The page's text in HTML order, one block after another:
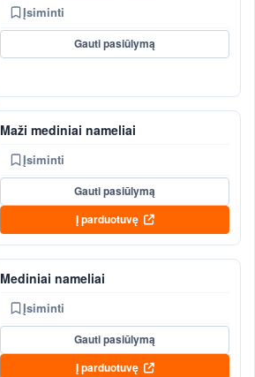
Įsiminti
Gauti pasiūlymą
Maži mediniai nameliai
Įsiminti
Gauti pasiūlymą
Į parduotuvę
Mediniai nameliai
Įsiminti
Gauti pasiūlymą
Į parduotuvę